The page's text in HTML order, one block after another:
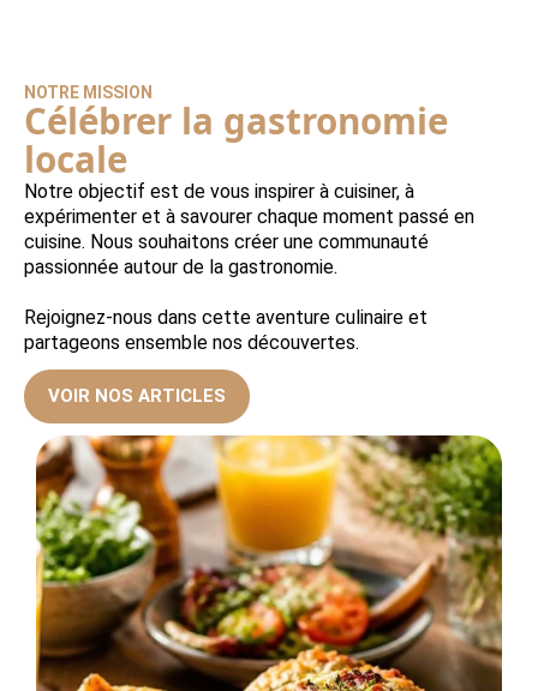
NOTRE MISSION
Célébrer la gastronomie
locale
Notre objectif est de vous inspirer à cuisiner, à
expérimenter et à savourer chaque moment passé en
cuisine. Nous souhaitons créer une communauté
passionnée autour de la gastronomie.
Rejoignez-nous dans cette aventure culinaire et
partageons ensemble nos découvertes.
VOIR NOS ARTICLES